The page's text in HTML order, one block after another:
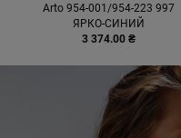
Arto 954-001/954-223 997
ЯРКО-СИНИЙ
3 374.00 ₴